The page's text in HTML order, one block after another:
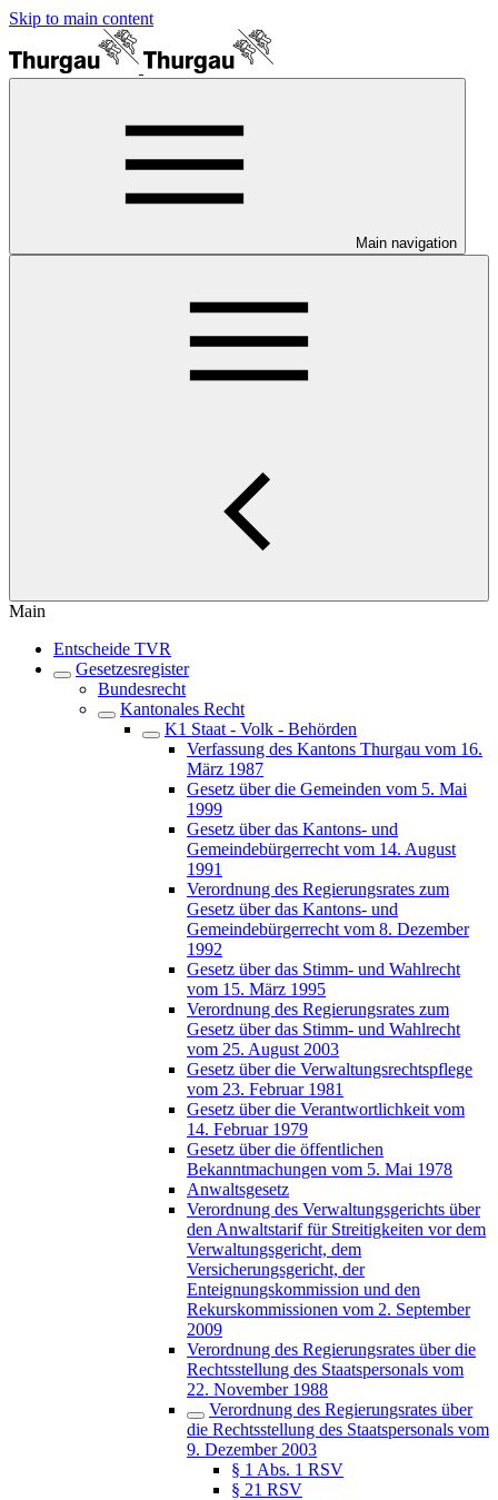
Skip to main content
Main navigation
Main
Entscheide TVR
Gesetzesregister
Bundesrecht
Kantonales Recht
K1 Staat - Volk - Behörden
Verfassung des Kantons Thurgau vom 16.
März 1987
Gesetz über die Gemeinden vom 5. Mai
1999
Gesetz über das Kantons- und
Gemeindebürgerrecht vom 14. August
1991
Verordnung des Regierungsrates zum
Gesetz über das Kantons- und
Gemeindebürgerrecht vom 8. Dezember
1992
Gesetz über das Stimm- und Wahlrecht
vom 15. März 1995
Verordnung des Regierungsrates zum
Gesetz über das Stimm- und Wahlrecht
vom 25. August 2003
Gesetz über die Verwaltungsrechtspflege
vom 23. Februar 1981
Gesetz über die Verantwortlichkeit vom
14. Februar 1979
Gesetz über die öffentlichen
Bekanntmachungen vom 5. Mai 1978
Anwaltsgesetz
Verordnung des Verwaltungsgerichts über
den Anwaltstarif für Streitigkeiten vor dem
Verwaltungsgericht, dem
Versicherungsgericht, der
Enteignungskommission und den
Rekurskommissionen vom 2. September
2009
Verordnung des Regierungsrates über die
Rechtsstellung des Staatspersonals vom
22. November 1988
Verordnung des Regierungsrates über
die Rechtsstellung des Staatspersonals vom
9. Dezember 2003
§ 1 Abs. 1 RSV
§ 21 RSV